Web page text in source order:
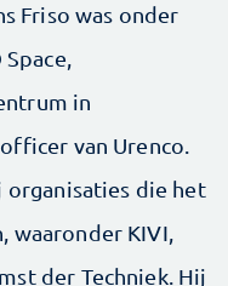
Friso was onder
in
van Urenco.
organisaties die het
waaronder KIVI,
der Techniek. Hij